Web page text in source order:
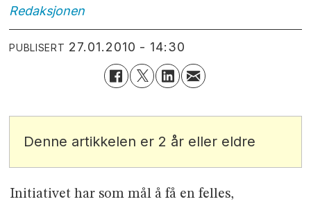
Redaksjonen
PUBLISERT 27.01.2010 - 14:30
Denne artikkelen er 2 år eller eldre
Initiativet har som mål å få en felles,